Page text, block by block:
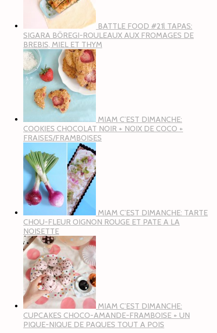
BATTLE FOOD #21l TAPAS:
SIGARA BÖREGI-ROULEAUX AUX FROMAGES DE
BREBIS, MIEL ET THYM
MIAM C’EST DIMANCHE:
COOKIES CHOCOLAT NOIR + NOIX DE COCO +
FRAISES/FRAMBOISES
MIAM C’EST DIMANCHE: TARTE
CHOU-FLEUR OIGNON ROUGE ET PATE A LA
NOISETTE
MIAM C’EST DIMANCHE:
CUPCAKES CHOCO-AMANDE-FRAMBOISE + UN
PIQUE-NIQUE DE PAQUES TOUT A POIS